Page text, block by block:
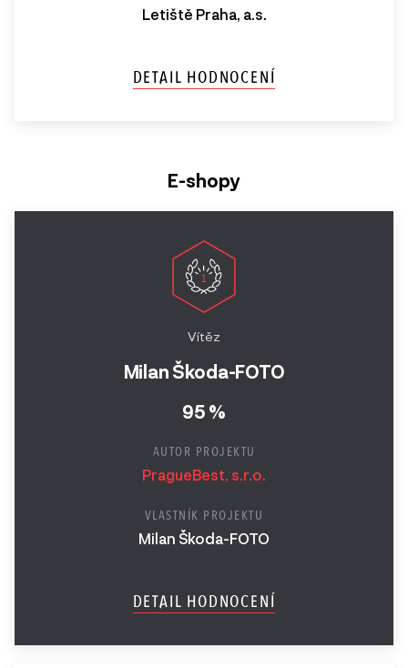
Letiště Praha, a.s.
DETAIL HODNOCENÍ
E-shopy
Vítěz
Milan Škoda-FOTO
95 %
AUTOR PROJEKTU
PragueBest, s.r.o.
VLASTNÍK PROJEKTU
Milan Škoda-FOTO
DETAIL HODNOCENÍ